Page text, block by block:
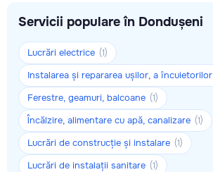
Servicii populare în Dondușeni
Lucrări electrice (1)
Instalarea și repararea ușilor, a încuietorilor
Ferestre, geamuri, balcoane (1)
Încălzire, alimentare cu apă, canalizare (1)
Lucrări de construcție și instalare (1)
Lucrări de instalații sanitare (1)